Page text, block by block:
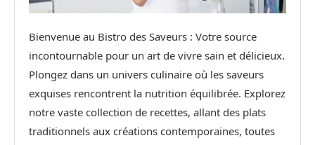
Bienvenue au Bistro des Saveurs : Votre source
incontournable pour un art de vivre sain et délicieux.
Plongez dans un univers culinaire où les saveurs
exquises rencontrent la nutrition équilibrée. Explorez
notre vaste collection de recettes, allant des plats
traditionnels aux créations contemporaines, toutes